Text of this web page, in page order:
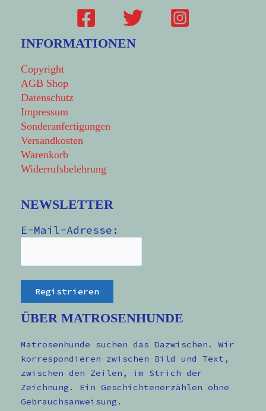
INFORMATIONEN
Copyright
AGB Shop
Datenschutz
Impressum
Sonderanfertigungen
Versandkosten
Warenkorb
Widerrufsbelehrung
NEWSLETTER
E-Mail-Adresse:
ÜBER MATROSENHUNDE
Matrosenhunde suchen das Dazwischen. Wir
korrespondieren zwischen Bild und Text,
zwischen den Zeilen, im Strich der
Zeichnung. Ein Geschichtenerzählen ohne
Gebrauchsanweisung.